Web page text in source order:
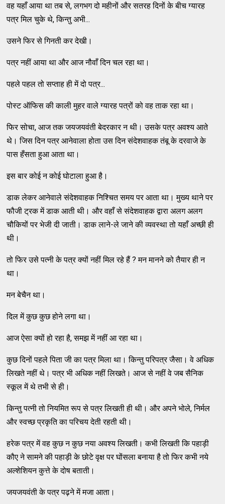
वह यहाँ आया था तब से, लगभग दो महीनों और सतरह दिनों के बीच ग्यारह
पत्र मिल चुके थे, किन्तु अभी...
उसने फिर से गिनती कर देखी।
पत्र नहीं आया था और आज नौवाँ दिन चल रहा था।
पहले पहल तो सप्ताह ही में दो पत्र...
पोस्ट ऑफिस की काली मुहर वाले ग्यारह पत्रों को वह ताक रहा था।
फिर सोचा, आज तक जयजयवंती बेदरकार न थी। उसके पत्र अवश्य आते
थे। जिस दिन पत्र आनेवाला होता उस दिन संदेशवाहक तंबू के दरवाजे के
पास हँसता हुआ आता था।
इस बार कोई न कोई घोटाला हुआ है।
डाक लेकर आनेवाले संदेशवाहक निश्चित समय पर आता था। मुख्य थाने पर
फौजी ट्रक में डाक आती थी। और वहाँ से संदेशवाहक द्वारा अलग अलग
चौकियों पर भेजी दी जाती। डाक लाने-ले जाने की व्यवस्था तो यहाँ अच्छी ही
थी।
तो फिर उसे पत्नी के पत्र क्यों नहीं मिल रहे हैं ? मन मानने को तैयार ही न
था।
मन बेचैन था।
दिल में कुछ कुछ होने लगा था।
आज ऐसा क्यों हो रहा है, समझ में नहीं आ रहा था।
कुछ दिनों पहले पिता जी का पत्र मिला था। किन्तु परिपत्र जैसा। वे अधिक
लिखते नहीं थे। पत्र भी अधिक नहीं लिखते। आज से नहीं वे जब सैनिक
स्कूल में थे तभी से ही।
किन्तु पत्नी तो नियमित रूप से पत्र लिखती ही थी। और अपने भोले, निर्मल
और स्वच्छ प्रकृति का परिचय देती रहती थी।
हरेक पत्र में वह कुछ न कुछ नया अवश्य लिखती। कभी लिखती कि पहाड़ी
कौए ने सामने की पहाड़ी के छोटे वृक्ष पर घोंसला बनाया है तो फिर कभी नये
अल्शेशियन कुत्ते के दोष बताती।
जयजयवंती के पत्र पढ़ने में मजा आता।